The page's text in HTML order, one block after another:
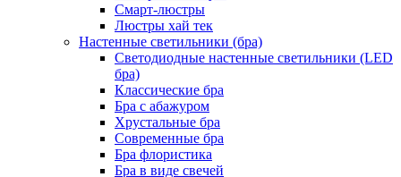
Смарт-люстры
Люстры хай тек
Настенные светильники (бра)
Светодиодные настенные светильники (LED
бра)
Классические бра
Бра с абажуром
Хрустальные бра
Современные бра
Бра флористика
Бра в виде свечей